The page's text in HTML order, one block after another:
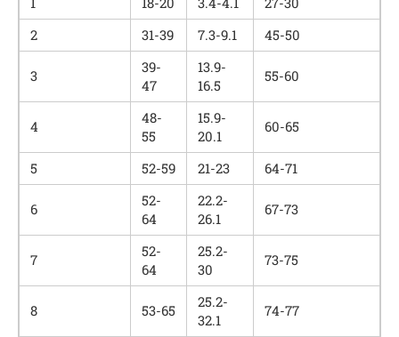
2
31-39 7.3-9.1 45-50
3
39-
47
13.9-
16.5
55-60
4
48-
55
15.9-
20.1
60-65
5 52-59 21-23 64-71
6
52-
64
22.2-
26.1
67-73
7
52-
64
25.2-
30
73-75
8 53-65
25.2-
32.1
74-77